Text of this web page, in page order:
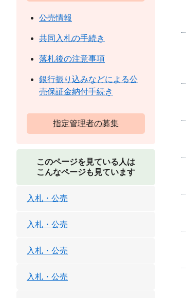
公売情報
共同入札の手続き
落札後の注意事項
銀行振り込みなどによる公
売保証金納付手続き
指定管理者の募集
このページを見ている人は
こんなページも見ています
入札・公売
入札・公売
入札・公売
入札・公売